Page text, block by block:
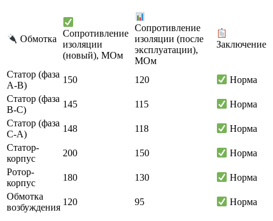
Обмотка
Сопротивление
изоляции
(новый), МОм
Сопротивление
изоляции (после
эксплуатации),
МОм
Заключение
Статор (фаза
A-B)
150 120
Норма
Статор (фаза
B-C)
145 115
Норма
Статор (фаза
C-A)
148 118
Норма
Статор-
корпус
200 150
Норма
Ротор-
корпус
180 130
Норма
Обмотка
возбуждения
120 95 Норма